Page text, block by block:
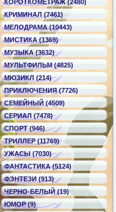
КОРОТКОМЕТРАЖ (2480)
КРИМИНАЛ (7461)
МЕЛОДРАМА (10443)
МИСТИКА (1369)
МУЗЫКА (3632)
МУЛЬТФИЛЬМ (4825)
МЮЗИКЛ (214)
ПРИКЛЮЧЕНИЯ (7726)
СЕМЕЙНЫЙ (4509)
СЕРИАЛ (7478)
СПОРТ (946)
ТРИЛЛЕР (11769)
УЖАСЫ (7030)
ФАНТАСТИКА (5124)
ФЭНТЕЗИ (913)
ЧЕРНО-БЕЛЫЙ (19)
ЮМОР (9)